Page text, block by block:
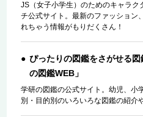
JS（女子小学生）のためのキャラ
チ公式サイト。最新のファッション
れちゃう情報がもりだくさん！
ぴったりの図鑑をさがせる
の図鑑WEB」
学研の図鑑の公式サイト。幼児、小
別・目的別のいろいろな図鑑の紹介